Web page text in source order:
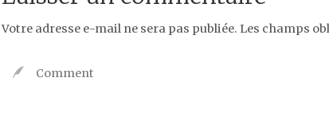
Votre adresse e-mail ne sera pas publiée. Les champs